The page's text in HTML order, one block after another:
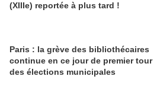
(XIIIe) reportée à plus tard !
Paris : la grève des bibliothécaires
continue en ce jour de premier tour
des élections municipales